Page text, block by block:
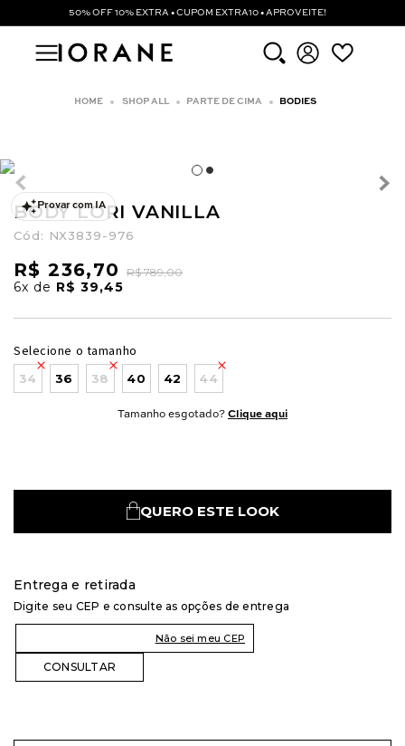
50% OFF 10% EXTRA • CUPOM EXTRA10 • APROVEITE!
SHOP ALL PARTE DE CIMA BODIES
Provar com IA
BODY LORI VANILLA
Cód: NX3839-976
R$ 236,70 R$ 789,00
6x de R$ 39,45
Selecione o tamanho
34 36 38 40 42 44
Tamanho esgotado? Clique aqui
QUERO ESTE LOOK
Entrega e retirada
Digite seu CEP e consulte as opções de entrega
Não sei meu CEP